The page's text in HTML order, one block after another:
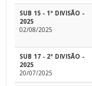
SUB 15 - 1ª DIVISÃO -
2025
02/08/2025
SUB 17 - 2ª DIVISÃO -
2025
20/07/2025